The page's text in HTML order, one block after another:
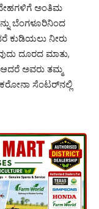
ಅಂತಿಮ
ಬೆಂಗಳೂರಿನಿಂದ
ಕುಡಿಯಲು ನೀರು
ದೂರದ ಮಾತು,
ಅವರು ತಮ್ಮ
ಕರೋನಾ ಸೆಂಟರ್‌ನಲ್ಲಿ